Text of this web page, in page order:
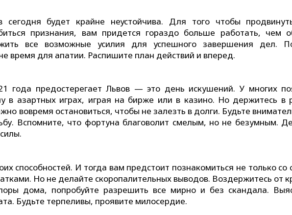
сегодня будет крайне неустойчива. Для того чтобы
признания, вам придется гораздо больше работать, чем
все возможные усилия для успешного завершения дел.
время для апатии. Распишите план действий и вперед.
года предостерегает Львов — это день искушений. У многих
в азартных играх, играя на бирже или в казино. Но держитесь в
вовремя остановиться, чтобы не залезть в долги. Будьте
Вспомните, что фортуна благоволит смелым, но не безумным.
способностей. И тогда вам предстоит познакомиться не только со
Но не делайте скоропалительных выводов. Воздержитесь от
дома, попробуйте разрешить все мирно и без скандала.
Будьте терпеливы, проявите милосердие.